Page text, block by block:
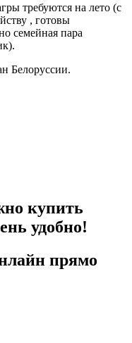
требуются на лето (с
, готовы
семейная пара
Белоруссии.
купить
удобно!
прямо